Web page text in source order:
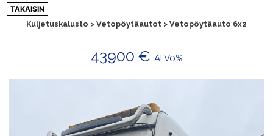
Siirry
sisältöön
TAKAISIN
Kuljetuskalusto > Vetopöytäautot > Vetopöytäauto 6x2
43900 € ALV0%